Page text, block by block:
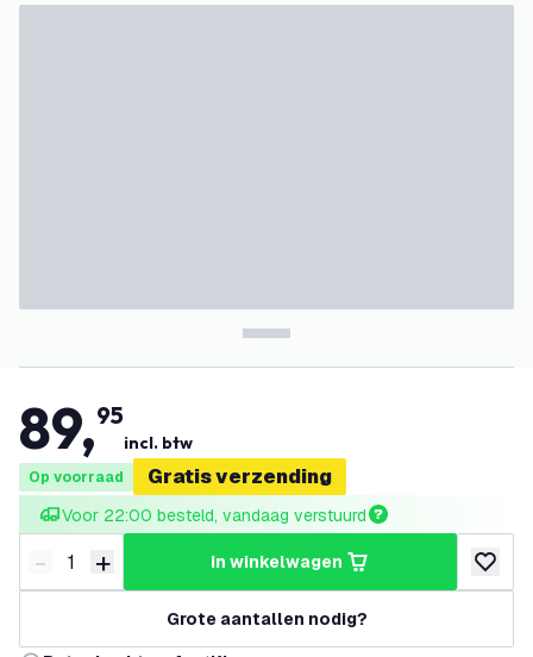
89,95
incl. btw
Op voorraad Gratis verzending
Voor 22:00 besteld, vandaag verstuurd
Verminder hoeveelheid
- Verhoog hoeveelheid
+ in winkelwagen
Grote aantallen nodig?